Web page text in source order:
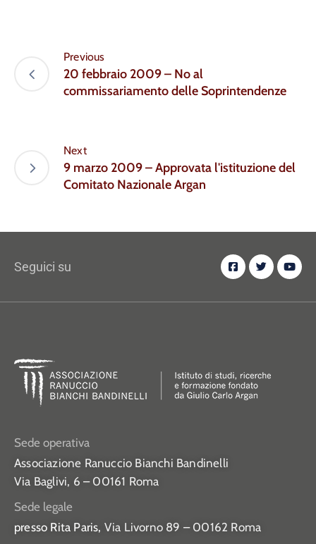
Previous
20 febbraio 2009 – No al
commissariamento delle Soprintendenze
Next
9 marzo 2009 – Approvata l'istituzione del
Comitato Nazionale Argan
Seguici su
Sede operativa
Associazione Ranuccio Bianchi Bandinelli
Via Baglivi, 6 – 00161 Roma
Sede legale
presso Rita Paris, Via Livorno 89 – 00162 Roma